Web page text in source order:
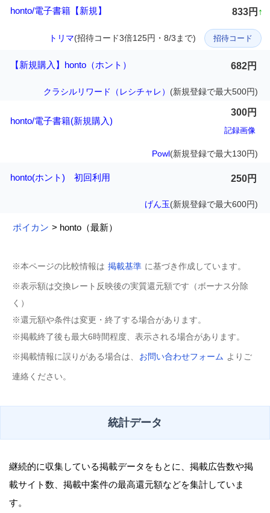
honto/電子書籍【新規】 833円 ↑
トリマ(招待コード3倍125円・8/3まで) 招待コード
【新規購入】honto（ホント） 682円
クラシルリワード（レシチャレ） (新規登録で最大500円)
honto/電子書籍(新規購入)
300円
記録画像
Powl(新規登録で最大130円)
honto(ホント) 初回利用 250円
げん玉(新規登録で最大600円)
ポイカン > honto（最新）
※本ページの比較情報は 掲載基準 に基づき作成しています。
※表示額は交換レート反映後の実質還元額です（ボーナス分除
く）
※還元額や条件は変更・終了する場合があります。
※掲載終了後も最大6時間程度、表示される場合があります。
※掲載情報に誤りがある場合は、 お問い合わせフォーム よりご
連絡ください。
統計データ
継続的に収集している掲載データをもとに、掲載広告数や掲
載サイト数、掲載中案件の最高還元額などを集計していま
す。